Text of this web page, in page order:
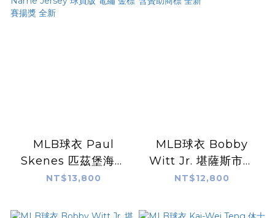
全新
MLB球衣 Paul
Skenes 匹茲堡海盜
黑 Alternate 2 Nike
Player Name
NT$13,800
MLB球衣 Bobby
Witt Jr. 堪薩斯市皇
家水藍 Alternate
Jersey 球員版 電繡
NT$12,800